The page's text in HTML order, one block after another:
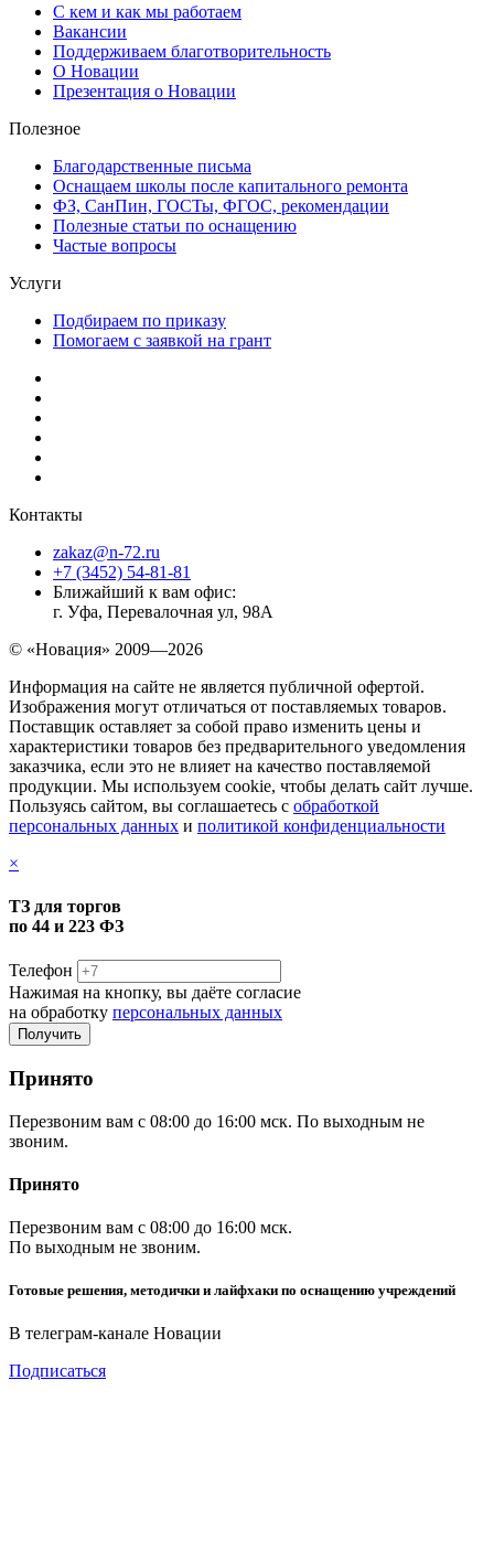
С кем и как мы работаем
Вакансии
Поддерживаем благотворительность
О Новации
Презентация о Новации
Полезное
Благодарственные письма
Оснащаем школы после капитального ремонта
ФЗ, СанПин, ГОСТы, ФГОС, рекомендации
Полезные статьи по оснащению
Частые вопросы
Услуги
Подбираем по приказу
Помогаем с заявкой на грант
Контакты
zakaz@n-72.ru
+7 (3452) 54-81-81
Ближайший к вам офис:
г. Уфа, Перевалочная ул, 98А
© «Новация» 2009—2026
Информация на сайте не является публичной офертой.
Изображения могут отличаться от поставляемых товаров.
Поставщик оставляет за собой право изменить цены и
характеристики товаров без предварительного уведомления
заказчика, если это не влияет на качество поставляемой
продукции. Мы используем cookie, чтобы делать сайт лучше.
Пользуясь сайтом, вы соглашаетесь с обработкой
персональных данных и политикой конфиденциальности
×
ТЗ для торгов
по 44 и 223 ФЗ
Телефон
Нажимая на кнопку, вы даёте согласие
на обработку персональных данных
Принято
Перезвоним вам с 08:00 до 16:00 мск. По выходным не
звоним.
Принято
Перезвоним вам с 08:00 до 16:00 мск.
По выходным не звоним.
Готовые решения, методички и лайфхаки по оснащению учреждений
В телеграм-канале Новации
Подписаться